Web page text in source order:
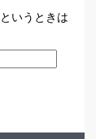
いうときは